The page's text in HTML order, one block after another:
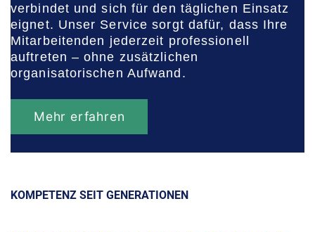
verbindet und sich für den täglichen Einsatz
eignet. Unser Service sorgt dafür, dass Ihre
Mitarbeitenden jederzeit professionell
auftreten – ohne zusätzlichen
organisatorischen Aufwand.
Mehr erfahren
KOMPETENZ SEIT GENERATIONEN